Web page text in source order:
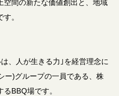
空間の新たな価値創出と、地域
。
、人が生きる力｣を経営理念に
ー)グループの一員である、株
BBQ場です。